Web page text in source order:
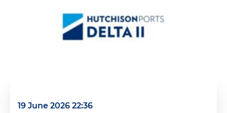
19 June 2026 22:36